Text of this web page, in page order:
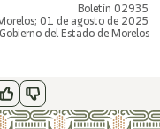
Boletín 02935
01 de agosto de 2025
del Estado de Morelos